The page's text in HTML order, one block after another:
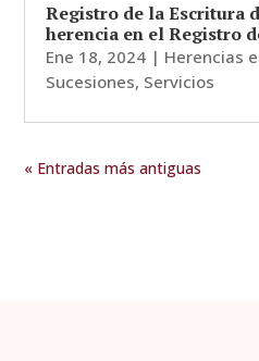
Registro de la Escritura
herencia en el Registro
Ene 18, 2024 | Herencias
Sucesiones, Servicios
« Entradas más antiguas